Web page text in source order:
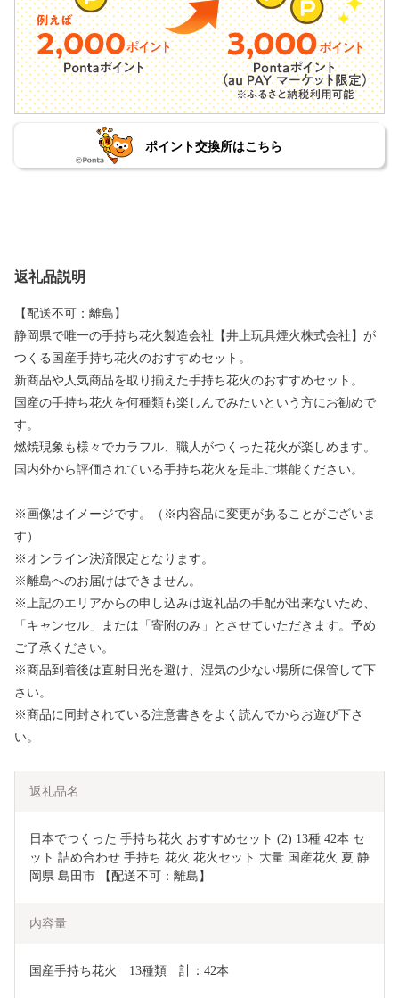
ポイント交換所はこちら
返礼品説明
【配送不可：離島】
静岡県で唯一の手持ち花火製造会社【井上玩具煙火株式会社】が
つくる国産手持ち花火のおすすめセット。
新商品や人気商品を取り揃えた手持ち花火のおすすめセット。
国産の手持ち花火を何種類も楽しんでみたいという方にお勧めで
す。
燃焼現象も様々でカラフル、職人がつくった花火が楽しめます。
国内外から評価されている手持ち花火を是非ご堪能ください。
※画像はイメージです。（※内容品に変更があることがございま
す）
※オンライン決済限定となります。
※離島へのお届けはできません。
※上記のエリアからの申し込みは返礼品の手配が出来ないため、
「キャンセル」または「寄附のみ」とさせていただきます。予め
ご了承ください。
※商品到着後は直射日光を避け、湿気の少ない場所に保管して下
さい。
※商品に同封されている注意書きをよく読んでからお遊び下さ
い。
返礼品名
日本でつくった 手持ち花火 おすすめセット (2) 13種 42本 セ
ット 詰め合わせ 手持ち 花火 花火セット 大量 国産花火 夏 静
岡県 島田市 【配送不可：離島】
内容量
国産手持ち花火　13種類　計：42本